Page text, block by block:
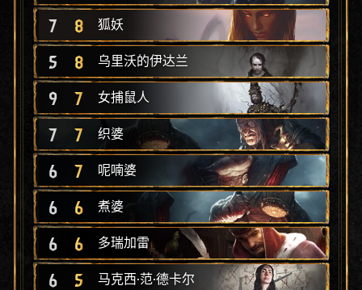
7 8 狐妖
5 8 乌里沃的伊达兰
9 7 女捕鼠人
7 7 织婆
6 7 呢喃婆
6 6 煮婆
6 6 多瑞加雷
6 5 马克西·范·德卡尔